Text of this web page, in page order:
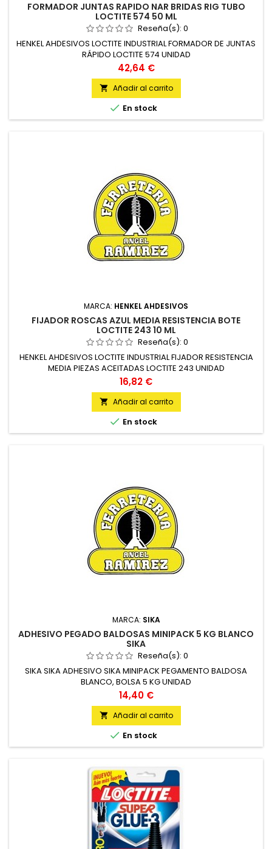
FORMADOR JUNTAS RAPIDO NAR BRIDAS RIG TUBO
LOCTITE 574 50 ML
Reseña(s): 0
HENKEL AHDESIVOS LOCTITE INDUSTRIAL FORMADOR DE JUNTAS
RÁPIDO LOCTITE 574 UNIDAD
Precio
42,64 €
 Añadir al carrito
 En stock
MARCA: HENKEL AHDESIVOS
FIJADOR ROSCAS AZUL MEDIA RESISTENCIA BOTE
LOCTITE 243 10 ML
Reseña(s): 0
HENKEL AHDESIVOS LOCTITE INDUSTRIAL FIJADOR RESISTENCIA
MEDIA PIEZAS ACEITADAS LOCTITE 243 UNIDAD
Precio
16,82 €
 Añadir al carrito
 En stock
MARCA: SIKA
ADHESIVO PEGADO BALDOSAS MINIPACK 5 KG BLANCO
SIKA
Reseña(s): 0
SIKA SIKA ADHESIVO SIKA MINIPACK PEGAMENTO BALDOSA
BLANCO, BOLSA 5 KG UNIDAD
Precio
14,40 €
 Añadir al carrito
 En stock